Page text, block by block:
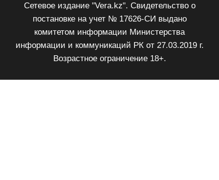
Сетевое издание "Vera.kz". Свидетельство о
постановке на учет № 17626-СИ выдано
комитетом информации Министерства
информации и коммуникаций РК от 27.03.2019 г.
Возрастное ограничение 18+.